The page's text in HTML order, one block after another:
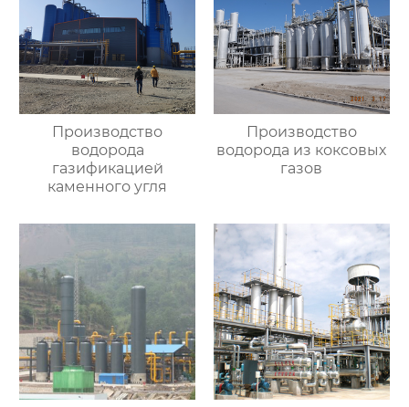
Производство
водорода
газификацией
каменного угля
Производство
водорода из коксовых
газов